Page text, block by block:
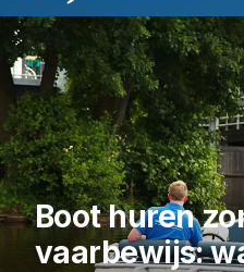
Boot huren
vaarbewijs: